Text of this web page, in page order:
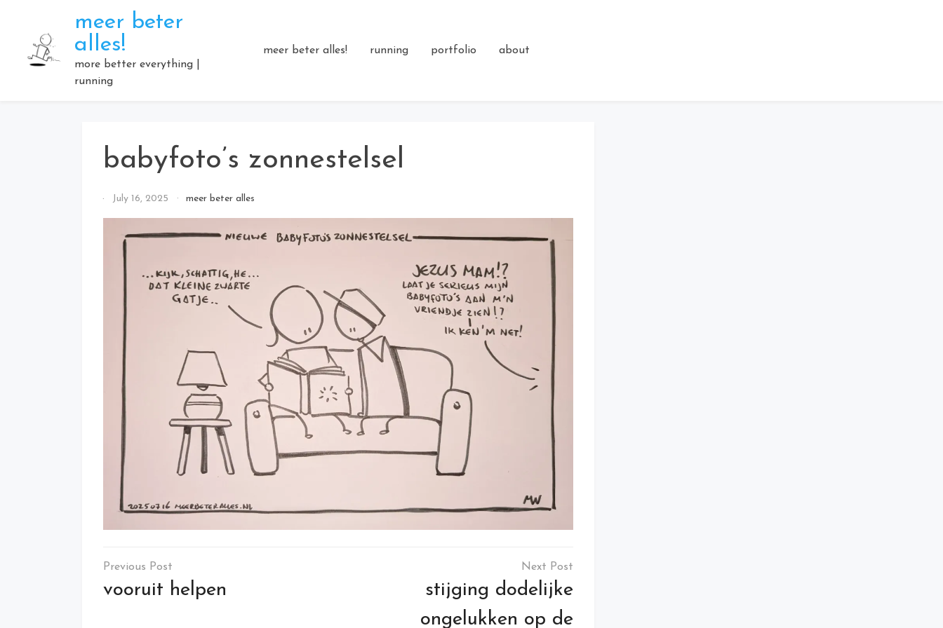
content
meer beter
alles!
more better everything |
running
meer beter alles! running portfolio about
babyfoto’s zonnestelsel
ByJuly 16, 2025 meer beter alles
Post
navigation
vooruit helpen
stijging dodelijke
ongelukken op de